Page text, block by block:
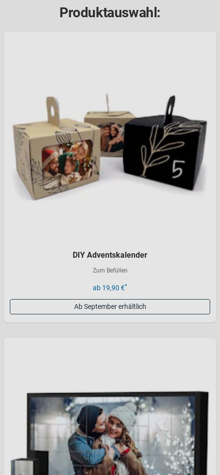
Produktauswahl:
DIY Adventskalender
Zum Befüllen
ab 19,90 €*
Ab September erhältlich